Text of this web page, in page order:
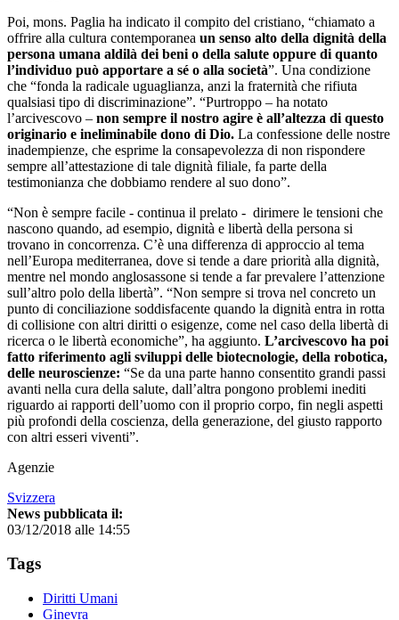
Poi, mons. Paglia ha indicato il compito del cristiano, “chiamato a
offrire alla cultura contemporanea un senso alto della dignità della
persona umana aldilà dei beni o della salute oppure di quanto
l’individuo può apportare a sé o alla società”. Una condizione
che “fonda la radicale uguaglianza, anzi la fraternità che rifiuta
qualsiasi tipo di discriminazione”. “Purtroppo – ha notato
l’arcivescovo – non sempre il nostro agire è all’altezza di questo
originario e ineliminabile dono di Dio. La confessione delle nostre
inadempienze, che esprime la consapevolezza di non rispondere
sempre all’attestazione di tale dignità filiale, fa parte della
testimonianza che dobbiamo rendere al suo dono”.
“Non è sempre facile - continua il prelato - dirimere le tensioni che
nascono quando, ad esempio, dignità e libertà della persona si
trovano in concorrenza. C’è una differenza di approccio al tema
nell’Europa mediterranea, dove si tende a dare priorità alla dignità,
mentre nel mondo anglosassone si tende a far prevalere l’attenzione
sull’altro polo della libertà”. “Non sempre si trova nel concreto un
punto di conciliazione soddisfacente quando la dignità entra in rotta
di collisione con altri diritti o esigenze, come nel caso della libertà di
ricerca o le libertà economiche”, ha aggiunto. L’arcivescovo ha poi
fatto riferimento agli sviluppi delle biotecnologie, della robotica,
delle neuroscienze: “Se da una parte hanno consentito grandi passi
avanti nella cura della salute, dall’altra pongono problemi inediti
riguardo ai rapporti dell’uomo con il proprio corpo, fin negli aspetti
più profondi della coscienza, della generazione, del giusto rapporto
con altri esseri viventi”.
Agenzie
Svizzera
News pubblicata il:
03/12/2018 alle 14:55
Tags
Diritti Umani
Ginevra